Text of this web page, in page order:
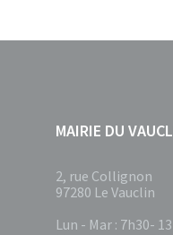
MAIRIE DU
2, rue Collignon
97280 Le Vauclin
Lun - Mar : 7h30-